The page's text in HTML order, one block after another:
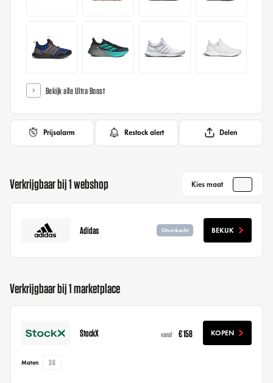
Bekijk alle Ultra Boost
Prijsalarm Restock alert Delen
Verkrijgbaar bij 1 webshop Kies maat
Adidas Uitverkocht BEKIJK
Verkrijgbaar bij 1 marketplace
StockX vanaf € 158 KOPEN
Maten 36